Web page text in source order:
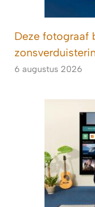
Deze fotograaf
6 augustus 2026